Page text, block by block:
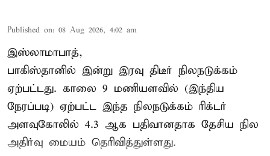
Published on: 08 Aug 2026, 4:02 am
இஸ்லாமாபாத்,
பாகிஸ்தானில் இன்று இரவு திடீர் நிலநடுக்கம்
ஏற்பட்டது. காலை 9 மணியளவில் (இந்திய
நேரப்படி) ஏற்பட்ட இந்த நிலநடுக்கம் ரிக்டர்
அளவுகோலில் 4.3 ஆக பதிவானதாக தேசிய நில
அதிர்வு மையம் தெரிவித்துள்ளது.